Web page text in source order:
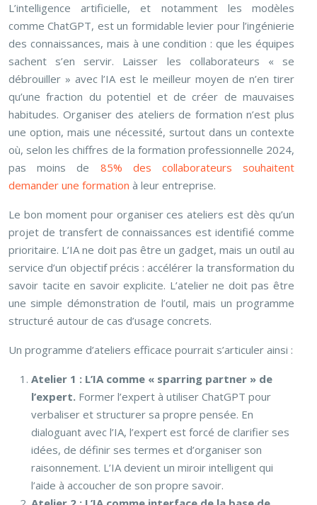
L’intelligence artificielle, et notamment les modèles
comme ChatGPT, est un formidable levier pour l’ingénierie
des connaissances, mais à une condition : que les équipes
sachent s’en servir. Laisser les collaborateurs « se
débrouiller » avec l’IA est le meilleur moyen de n’en tirer
qu’une fraction du potentiel et de créer de mauvaises
habitudes. Organiser des ateliers de formation n’est plus
une option, mais une nécessité, surtout dans un contexte
où, selon les chiffres de la formation professionnelle 2024,
pas moins de 85% des collaborateurs souhaitent
demander une formation à leur entreprise.
Le bon moment pour organiser ces ateliers est dès qu’un
projet de transfert de connaissances est identifié comme
prioritaire. L’IA ne doit pas être un gadget, mais un outil au
service d’un objectif précis : accélérer la transformation du
savoir tacite en savoir explicite. L’atelier ne doit pas être
une simple démonstration de l’outil, mais un programme
structuré autour de cas d’usage concrets.
Un programme d’ateliers efficace pourrait s’articuler ainsi :
Atelier 1 : L’IA comme « sparring partner » de
l’expert. Former l’expert à utiliser ChatGPT pour
verbaliser et structurer sa propre pensée. En
dialoguant avec l’IA, l’expert est forcé de clarifier ses
idées, de définir ses termes et d’organiser son
raisonnement. L’IA devient un miroir intelligent qui
l’aide à accoucher de son propre savoir.